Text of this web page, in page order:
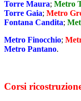
Torre Maura; Metro
Torre Gaia; Metro
Fontana Candita;
Metro Finocchio;
Metro Pantano.
Corsi